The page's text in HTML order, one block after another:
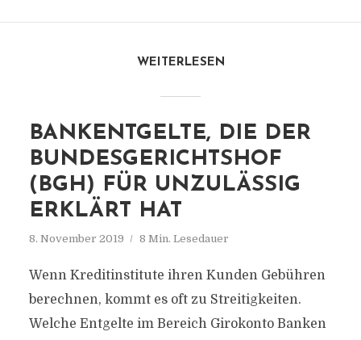
WEITERLESEN
BANKENTGELTE, DIE DER
BUNDESGERICHTSHOF
(BGH) FÜR UNZULÄSSIG
ERKLÄRT HAT
8. November 2019 8 Min. Lesedauer
Wenn Kreditinstitute ihren Kunden Gebühren
berechnen, kommt es oft zu Streitigkeiten.
Welche Entgelte im Bereich Girokonto Banken